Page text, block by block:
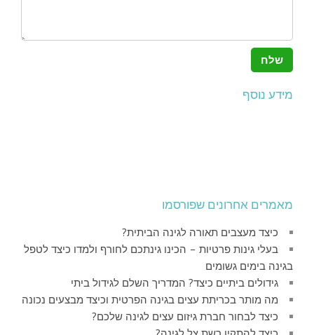
מידע נוסף
מאמרים אחרונים שפורסמו
כיצד מעצבים תאורה לגינה הביתית?
בעלי גינות פרטיות – הכינו גינתכם לחורף ולמדו כיצד לטפל
בגינה בימים גשומים
גידולים ביתיים כיצד? המדריך השלם לגידול ביתי
מה מותר בכריתת עצים בגינה הפרטית וכיצד מבצעים נכונה
כיצד לבחור חברת גיזום עצים לגינה שלכם?